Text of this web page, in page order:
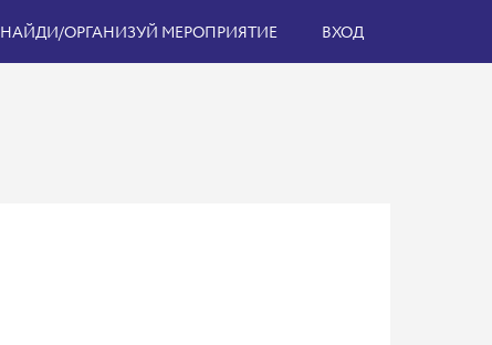
НАЙДИ/ОРГАНИЗУЙ МЕРОПРИЯТИЕ ВХОД